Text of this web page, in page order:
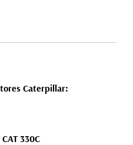
Caterpillar:
330C